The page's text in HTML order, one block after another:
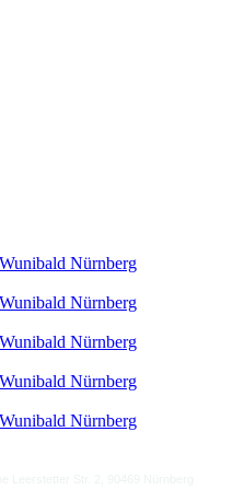
Nürnberg
Nürnberg
Nürnberg
Nürnberg
Nürnberg